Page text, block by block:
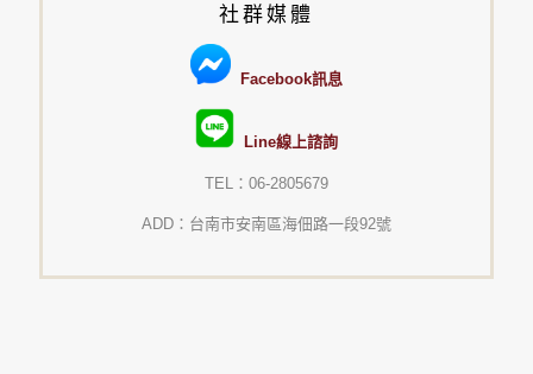
社群媒體
Facebook訊息
Line線上諮詢
TEL：06-2805679
ADD：台南市安南區海佃路一段92號